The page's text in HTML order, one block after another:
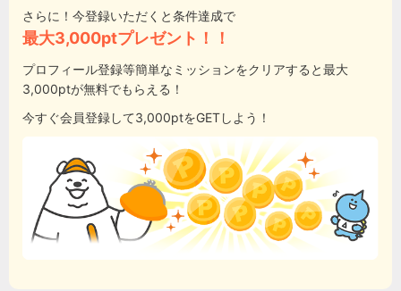
さらに！今登録いただくと条件達成で
最大3,000ptプレゼント！！
プロフィール登録等簡単なミッションをクリアすると最大
3,000ptが無料でもらえる！
今すぐ会員登録して3,000ptをGETしよう！